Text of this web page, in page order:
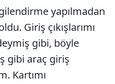
yapılmadan
Giriş çıkışlarımı
gibi, böyle
gibi araç giriş
Kartımı